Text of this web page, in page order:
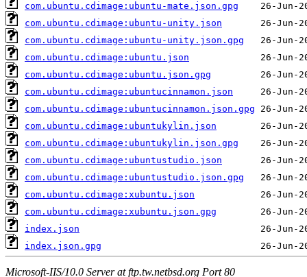
com.ubuntu.cdimage:ubuntu-mate.json.gpg
com.ubuntu.cdimage:ubuntu-unity.json
com.ubuntu.cdimage:ubuntu-unity.json.gpg
com.ubuntu.cdimage:ubuntu.json
com.ubuntu.cdimage:ubuntu.json.gpg
com.ubuntu.cdimage:ubuntucinnamon.json
com.ubuntu.cdimage:ubuntucinnamon.json.gpg
com.ubuntu.cdimage:ubuntukylin.json
com.ubuntu.cdimage:ubuntukylin.json.gpg
com.ubuntu.cdimage:ubuntustudio.json
com.ubuntu.cdimage:ubuntustudio.json.gpg
com.ubuntu.cdimage:xubuntu.json
com.ubuntu.cdimage:xubuntu.json.gpg
index.json
index.json.gpg
Microsoft-IIS/10.0 Server at ftp.tw.netbsd.org Port 80